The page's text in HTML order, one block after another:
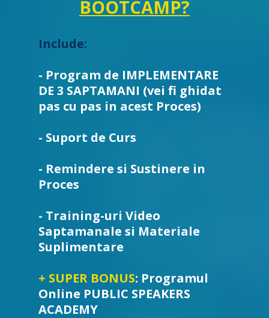
Include:
- Program de IMPLEMENTARE
DE 3 SAPTAMANI (vei fi ghidat
pas cu pas in acest Proces)
- Suport de Curs
- Remindere si Sustinere in
Proces
- Training-uri Video
Saptamanale si Materiale
Suplimentare
+ SUPER BONUS: Programul
Online PUBLIC SPEAKERS
ACADEMY
BOOTCAMP?